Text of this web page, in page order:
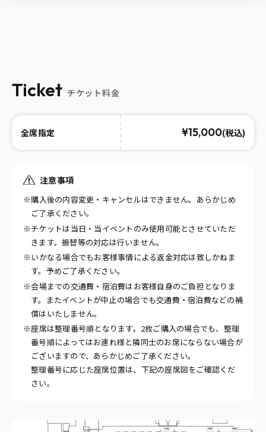
Ticket チケット料金
全席指定 ¥15,000(税込)
注意事項
※購入後の内容変更・キャンセルはできません。あらかじめ
ご了承ください。
※チケットは当日・当イベントのみ使用可能とさせていただ
きます。振替等の対応は行いません。
※いかなる場合でもお客様事情による返金対応は致しかねま
す。予めご了承ください。
※会場までの交通費・宿泊費はお客様自身のご負担となりま
す。またイベントが中止の場合でも交通費・宿泊費などの補
償はいたしません。
※座席は整理番号順となります。2枚ご購入の場合でも、整理
番号順によってはお連れ様と隣同士のお席にならない場合が
ございますので、あらかじめご了承ください。
整理番号に応じた座席位置は、下記の座席図をご確認くだ
さい。